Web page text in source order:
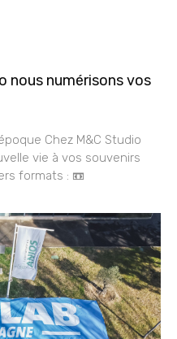
nous numérisons vos
Chez M&C Studio
vie à vos souvenirs
formats : 📼